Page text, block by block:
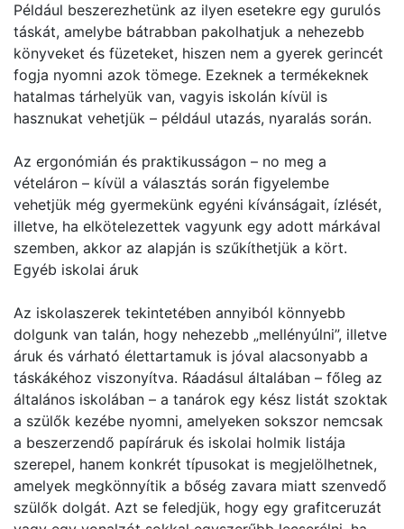
Például beszerezhetünk az ilyen esetekre egy gurulós
táskát, amelybe bátrabban pakolhatjuk a nehezebb
könyveket és füzeteket, hiszen nem a gyerek gerincét
fogja nyomni azok tömege. Ezeknek a termékeknek
hatalmas tárhelyük van, vagyis iskolán kívül is
hasznukat vehetjük – például utazás, nyaralás során.
Az ergonómián és praktikusságon – no meg a
vételáron – kívül a választás során figyelembe
vehetjük még gyermekünk egyéni kívánságait, ízlését,
illetve, ha elkötelezettek vagyunk egy adott márkával
szemben, akkor az alapján is szűkíthetjük a kört.
Egyéb iskolai áruk
Az iskolaszerek tekintetében annyiból könnyebb
dolgunk van talán, hogy nehezebb „mellényúlni”, illetve
áruk és várható élettartamuk is jóval alacsonyabb a
táskákéhoz viszonyítva. Ráadásul általában – főleg az
általános iskolában – a tanárok egy kész listát szoktak
a szülők kezébe nyomni, amelyeken sokszor nemcsak
a beszerzendő papíráruk és iskolai holmik listája
szerepel, hanem konkrét típusokat is megjelölhetnek,
amelyek megkönnyítik a bőség zavara miatt szenvedő
szülők dolgát. Azt se feledjük, hogy egy grafitceruzát